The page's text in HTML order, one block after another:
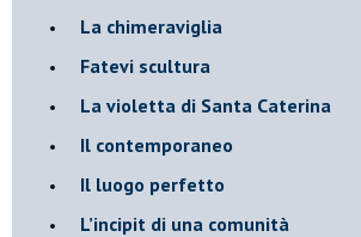
La chimeraviglia
​Fatevi scultura
​La violetta di Santa Caterina
​Il contemporaneo
​Il luogo perfetto
​L’incipit di una comunità